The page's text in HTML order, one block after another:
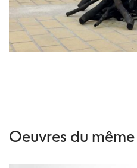
Oeuvres du